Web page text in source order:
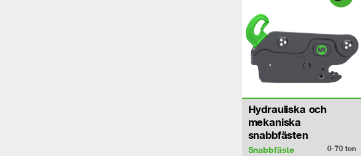
Hydrauliska och
mekaniska
snabbfästen
Snabbfäste 0-70ton